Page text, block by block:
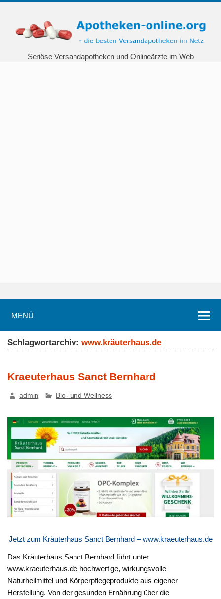
Seriöse Versandapotheken und Onlineärzte im Web
MENÜ
Schlagwortarchiv:www.kräuterhaus.de
Kraeuterhaus Sanct Bernhard
admin Bio- und Wellness
Jetzt zum Kräuterhaus Sanct Bernhard – www.kraeuterhaus.de
Das Kräuterhaus Sanct Bernhard führt unter
www.kraeuterhaus.de hochwertige, wirkungsvolle
Naturheilmittel und Körperpflegeprodukte aus eigener
Herstellung. Von der gesunden Ernährung über die